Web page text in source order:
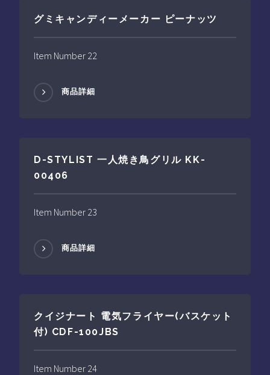
グミキャンディーメーカー ピーナッツ
Item Number 22
商品詳細
D-STYLIST 一人焼き鳥グリル KK-
00406
Item Number 23
商品詳細
クイジナート 電気フライヤー(バスケット
付) CDF-100JBS
Item Number 24